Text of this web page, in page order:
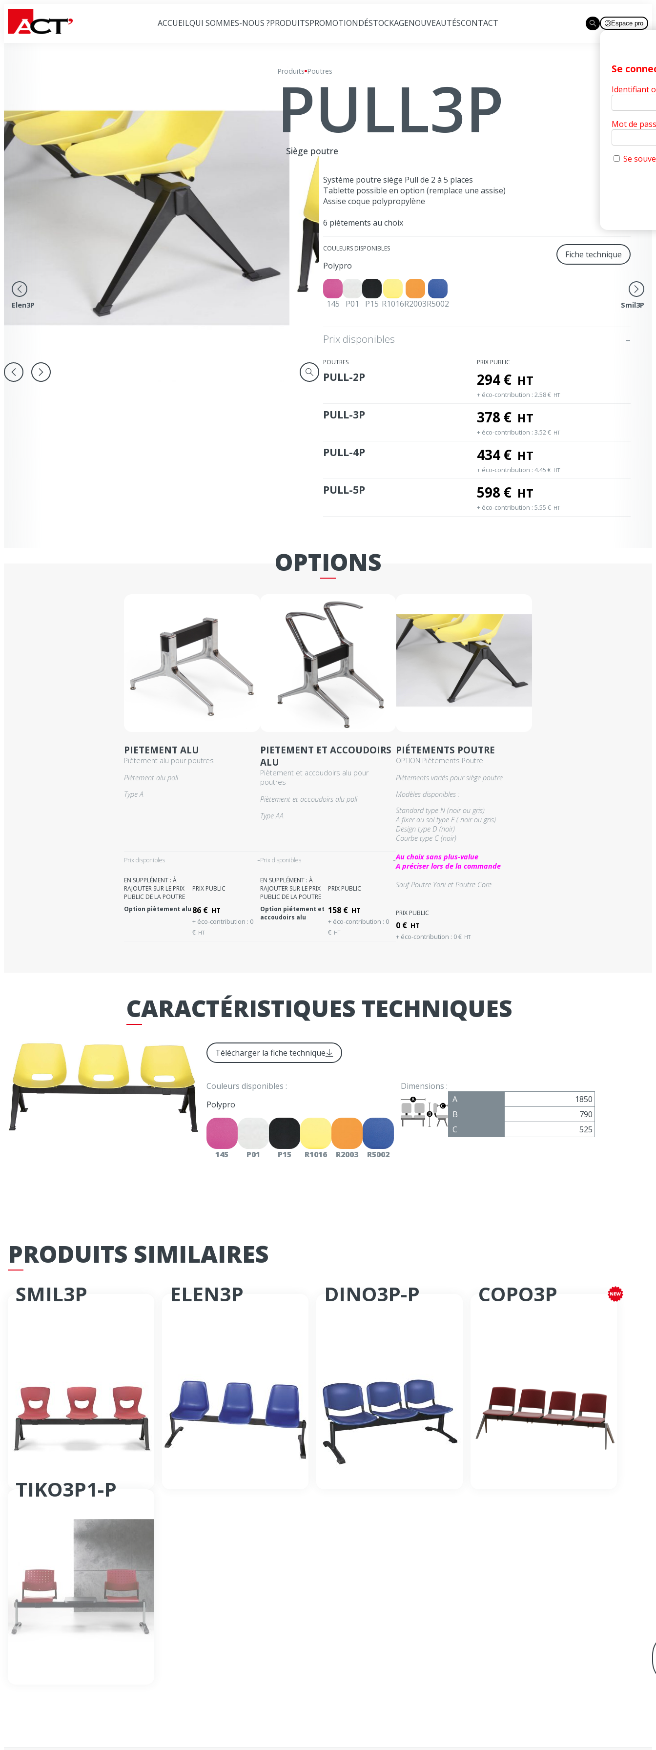
ACCUEILQUI SOMMES-NOUS ?PRODUITSPROMOTIONDÉSTOCKAGENOUVEAUTÉSCONTACT Ouvrir la recherche
Espace pro
Se
Identifiant
Mot de
Se
Produits Poutres
Pull3P
PULL3P
Siège poutre
Système poutre siège Pull de 2 à 5 places
Tablette possible en option (remplace une assise)
Assise coque polypropylène
6 piétements au choix
COULEURS DISPONIBLES
Polypro
145 P01 P15 R1016R2003R5002
Fiche technique
Prix disponibles
POUTRES PRIX PUBLIC
PULL-2P 294 € HT
+ éco-contribution : 2.58€ HT
PULL-3P 378 € HT
+ éco-contribution : 3.52€ HT
PULL-4P 434 € HT
+ éco-contribution : 4.45 € HT
PULL-5P 598 € HT
+ éco-contribution : 5.55 € HT
Elen3P Smil3P
OPTIONS
PIETEMENT ALU
Piètement alu pour poutres
Piètement alu poli
Type A
Prix disponibles
EN SUPPLÉMENT : À
RAJOUTER SUR LE PRIX
PUBLIC DE LA POUTRE
PRIX PUBLIC
Option piètement alu 86€ HT
+ éco-contribution : 0
€ HT
PIETEMENT ET ACCOUDOIRS
ALU
Piètement et accoudoirs alu pour
poutres
Piètement et accoudoirs alu poli
Type AA
Prix disponibles
EN SUPPLÉMENT : À
RAJOUTER SUR LE PRIX
PUBLIC DE LA POUTRE
PRIX PUBLIC
Option piétement et
accoudoirs alu
158 € HT
+ éco-contribution : 0
€ HT
PIÉTEMENTS POUTRE
OPTION Piètements Poutre
Piètements variés pour siège poutre
Modèles disponibles :
Standard type N (noir ou gris)
A fixer au sol type F ( noir ou gris)
Design type D (noir)
Courbe type C (noir)
Au choix sans plus-value
A préciser lors de la commande
Sauf Poutre Yoni et Poutre Core
PRIX PUBLIC
0 € HT
+ éco-contribution : 0€ HT
CARACTÉRISTIQUES TECHNIQUES
Télécharger la fiche technique
Couleurs disponibles :
Polypro
145 P01 P15 R1016 R2003 R5002
Dimensions :
A
1850
B
790
C
525
PRODUITS SIMILAIRES
SMIL3P ELEN3P DINO3P-P COPO3P
TIKO3P1-P